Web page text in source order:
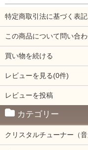
特定商取引法に基づく表
この商品について問い合
買い物を続ける
レビューを見る(0件)
レビューを投稿
カテゴリー
クリスタルチューナー（音